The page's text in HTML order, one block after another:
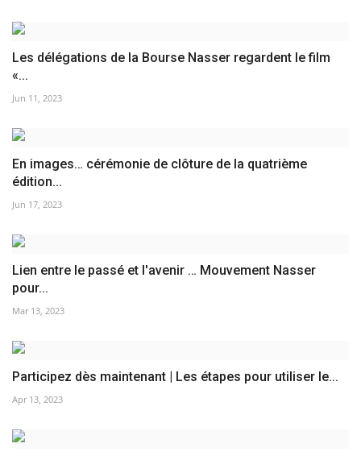
Les délégations de la Bourse Nasser regardent le film
«...
Jun 11, 2023
En images… cérémonie de clôture de la quatrième
édition...
Jun 17, 2023
Lien entre le passé et l'avenir … Mouvement Nasser
pour...
Mar 13, 2023
Participez dès maintenant | Les étapes pour utiliser le...
Apr 13, 2023